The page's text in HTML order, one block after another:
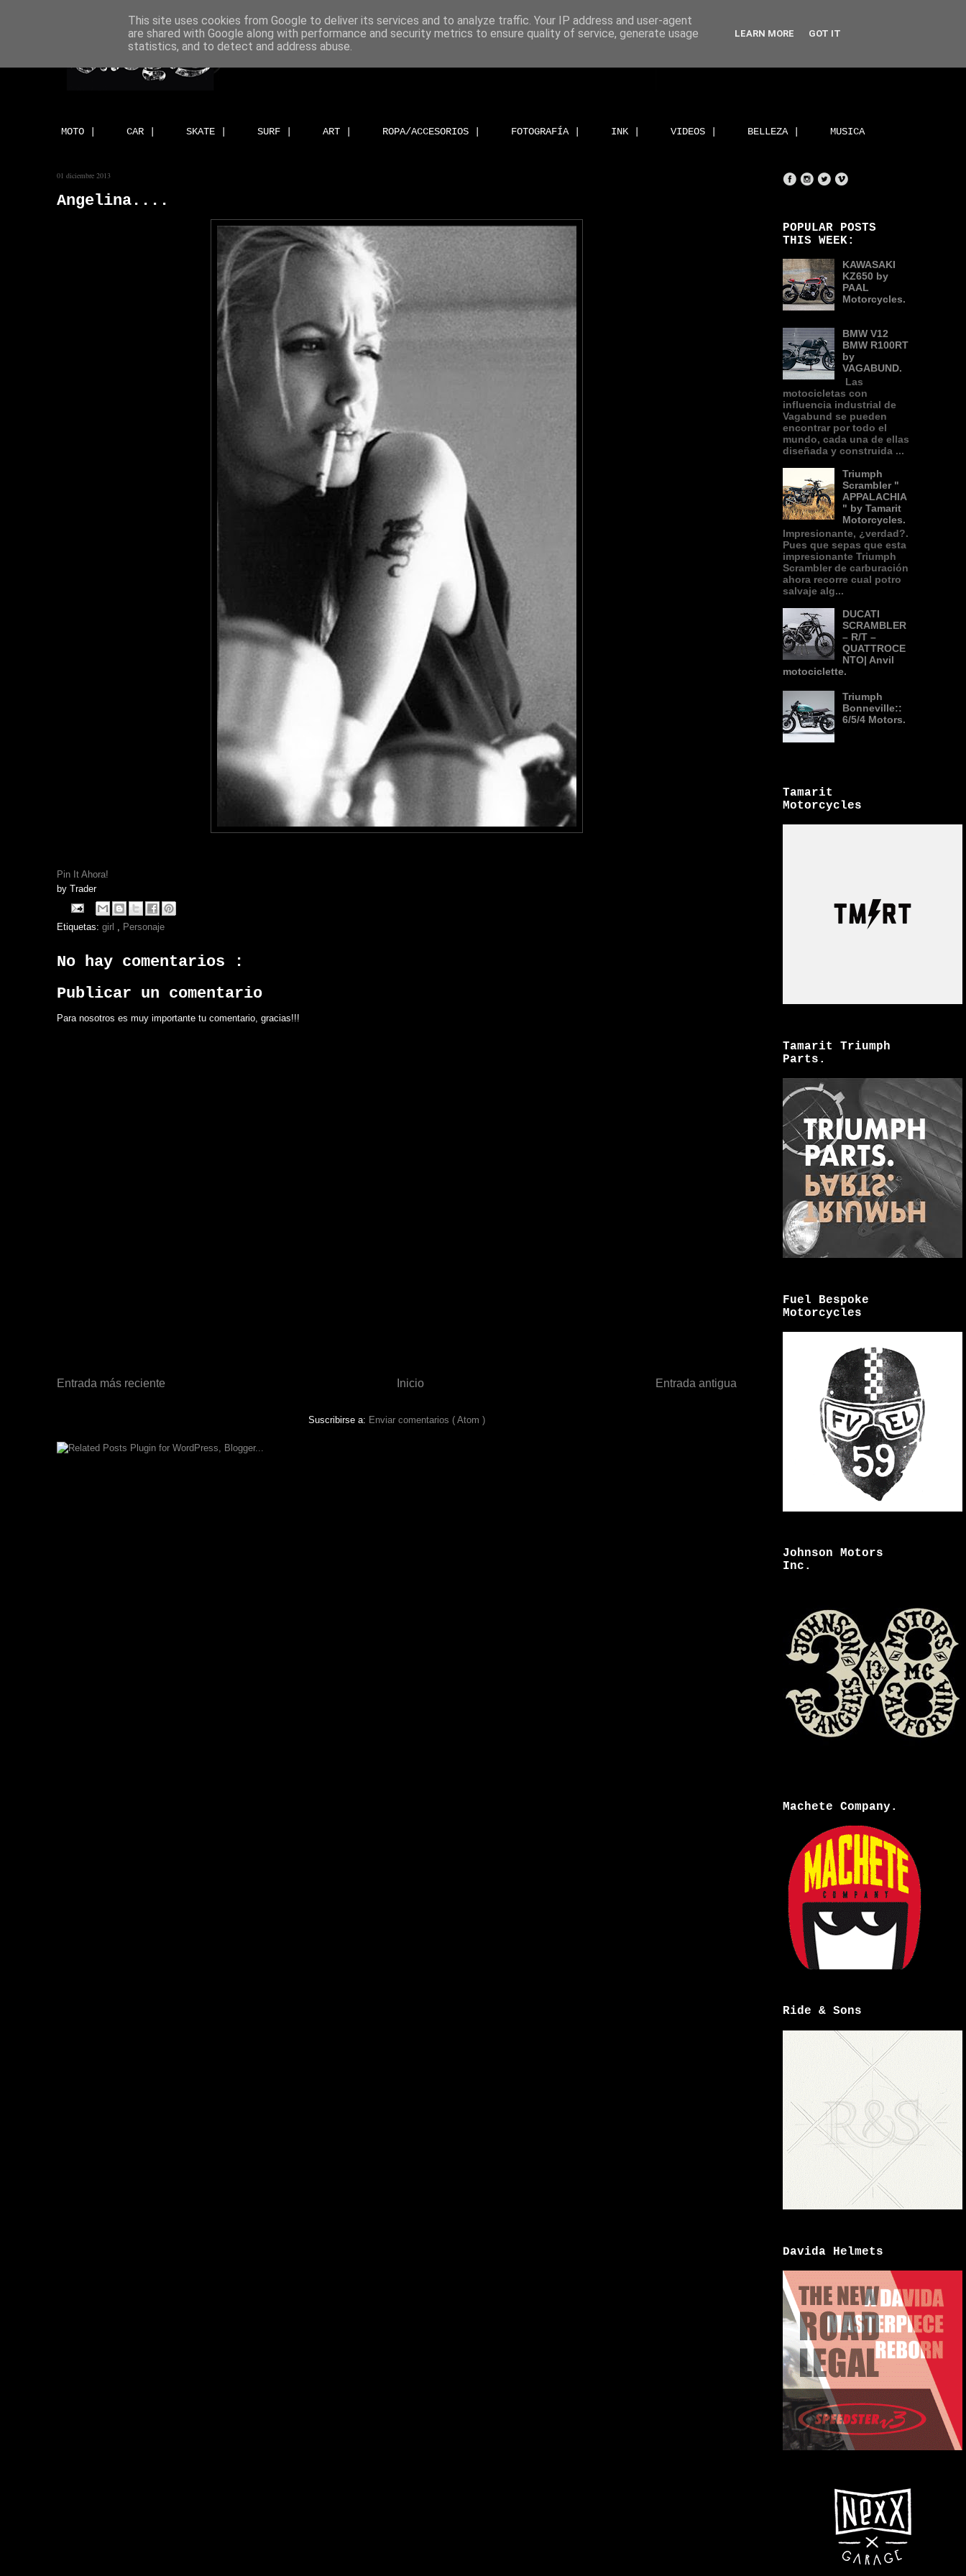
MOTO | CAR | SKATE | SURF | ART | ROPA/ACCESORIOS | FOTOGRAFÍA | INK | VIDEOS | BELLEZA | MUSICA
01 diciembre 2013
Angelina....
Pin It Ahora!
by Trader
Etiquetas: girl Personaje
No hay comentarios :
Publicar un comentario
Para nosotros es muy importante tu comentario, gracias!!!
Entrada más reciente Entrada antigua
Inicio
Suscribirse a: Enviar comentarios ( Atom )
POPULAR POSTS
THIS WEEK:
KAWASAKI
KZ650 by
PAAL
Motorcycles.
BMW V12
BMW R100RT
by
VAGABUND.
Las
motocicletas con
influencia industrial de
Vagabund se pueden
encontrar por todo el
mundo, cada una de ellas
diseñada y construida ...
Triumph
Scrambler "
APPALACHIA
" by Tamarit
Motorcycles.
Impresionante, ¿verdad?.
Pues que sepas que esta
impresionante Triumph
Scrambler de carburación
ahora recorre cual potro
salvaje alg...
DUCATI
SCRAMBLER
– R/T –
QUATTROCE
NTO| Anvil
motociclette.
Triumph
Bonneville::
6/5/4 Motors.
Tamarit
Motorcycles
Tamarit Triumph
Parts.
Fuel Bespoke
Motorcycles
Johnson Motors
Inc.
Machete Company.
Ride & Sons
Davida Helmets
This site uses cookies from Google to deliver its services and to analyze traffic. Your IP address and user-agent
are shared with Google along with performance and security metrics to ensure quality of service, generate usage
statistics, and to detect and address abuse.
LEARN MORE GOT IT